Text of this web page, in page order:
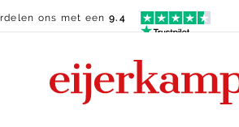
ons met een9.4